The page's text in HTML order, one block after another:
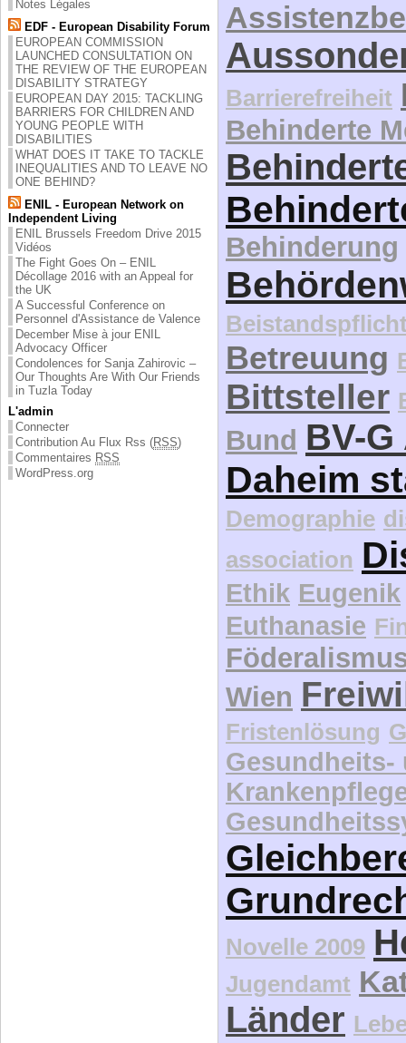
Notes Légales
EDF - European Disability Forum
EUROPEAN COMMISSION
LAUNCHED CONSULTATION ON
THE REVIEW OF THE EUROPEAN
DISABILITY STRATEGY
EUROPEAN DAY 2015: TACKLING
BARRIERS FOR CHILDREN AND
YOUNG PEOPLE WITH
DISABILITIES
WHAT DOES IT TAKE TO TACKLE
INEQUALITIES AND TO LEAVE NO
ONE BEHIND?
ENIL - European Network on
Independent Living
ENIL Brussels Freedom Drive 2015
Vidéos
The Fight Goes On – ENIL
Décollage 2016 with an Appeal for
the UK
A Successful Conference on
Personnel d'Assistance de Valence
December Mise à jour ENIL
Advocacy Officer
Condolences for Sanja Zahirovic –
Our Thoughts Are With Our Friends
in Tuzla Today
L'admin
Connecter
Contribution Au Flux Rss (RSS)
Commentaires RSS
WordPress.org
Barrierefreiheit
Behinderte
Behinderung
Betreuung
Bittsteller
Bund BV-
Daheim
Demographie
association
Ethik Eugenik
Euthanasie
Wien
Fristenlösung
Gesundheits-
Novelle 2009
Jugendamt
Länder